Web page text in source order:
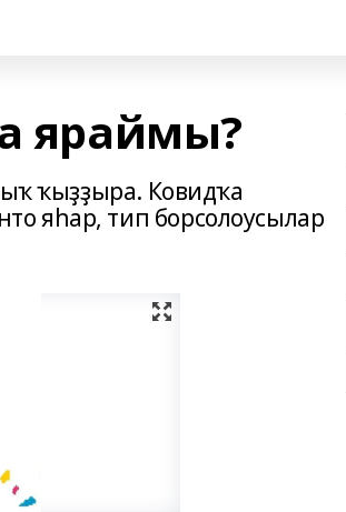
яраймы?
ҡыҙҙыра. Ковидҡа
яһар, тип борсолоусылар